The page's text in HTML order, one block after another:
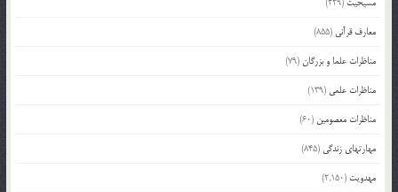
معارف قرآنی (855)
مناظرات علما و بزرگان(79)
مناظرات علمی (139)
مناظرات معصومین (60)
مهارتهای زندگی (845)
مهدویت (2,150)